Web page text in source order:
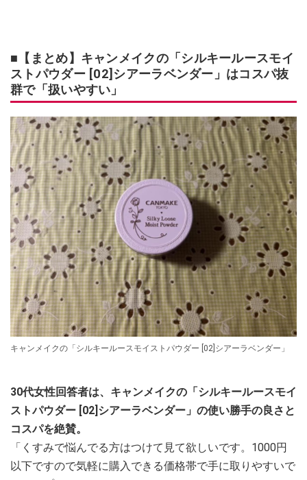
■【まとめ】キャンメイクの「シルキールースモイ
ストパウダー [02]シアーラベンダー」はコスパ抜
群で「扱いやすい」
キャンメイクの「シルキールースモイストパウダー [02]シアーラベンダー」
30代女性回答者は、キャンメイクの「シルキールースモイ
ストパウダー [02]シアーラベンダー」の使い勝手の良さと
コスパを絶賛。
「くすみで悩んでる方はつけて見て欲しいです。1000円
以下ですので気軽に購入できる価格帯で手に取りやすいで